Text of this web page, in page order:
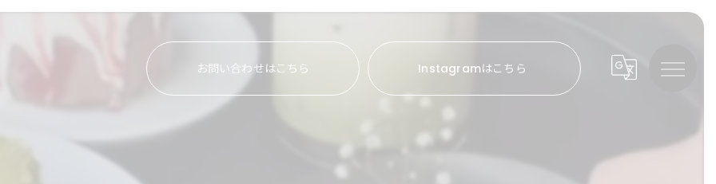
お問い合わせはこちら Instagramはこちら